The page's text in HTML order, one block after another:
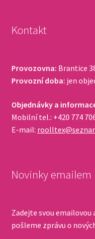
Kontakt
Provozovna: Brantice
Provozní doba: jen
Objednávky a
Mobilní tel.: +420 774
E-mail:
Novinky emailem
Zadejte svou emailovou
pošleme zprávu o